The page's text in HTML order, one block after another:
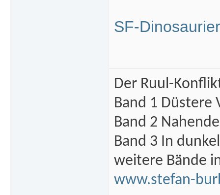
SF-
Der Ruul-
Band 1 Düstere
Band 2
Band 3 In
weitere Bände
www.stefan-